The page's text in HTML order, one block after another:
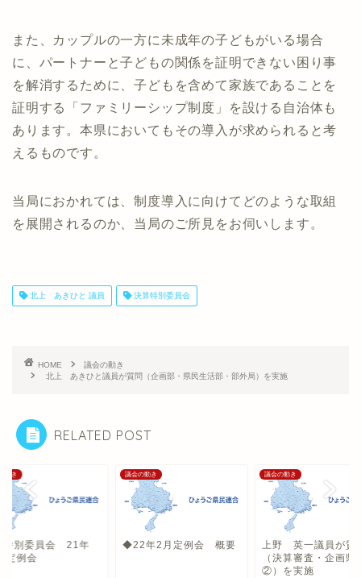
また、カップルの一方に未成年の子どもがいる場合
に、パートナーと子どもの関係を証明できない困り事
を解消するために、子どもを含めて家族であることを
証明する「ファミリーシップ制度」を設ける自治体も
あります。本県においてもその導入が求められると考
えるものです。
当局におかれては、制度導入に向けてどのような取組
を展開されるのか、当局のご所見をお伺いします。
北上 あきひと 議員 決算特別委員会
HOME
議会の動き
北上 あきひと議員が質問（企画部・県民生活部・部外局）を実施
RELATED POST
動き
特別委員会 21年
定例会
議会の動き
◆22年2月定例会 概要
議会の動き
上野 英一議員が質
（決算審査・企画県
②）を実施